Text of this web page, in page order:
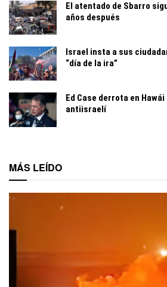
El atentado de Sbarro
años después
Israel insta a sus
“día de la ira”
Ed Case derrota en
antiisraelí
MÁS LEÍDO